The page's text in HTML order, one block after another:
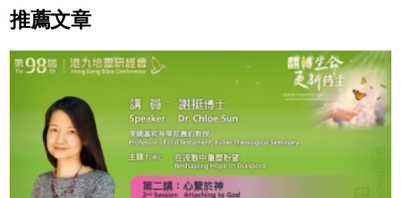
推薦文章